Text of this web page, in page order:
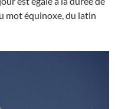
mot équinoxe, du latin